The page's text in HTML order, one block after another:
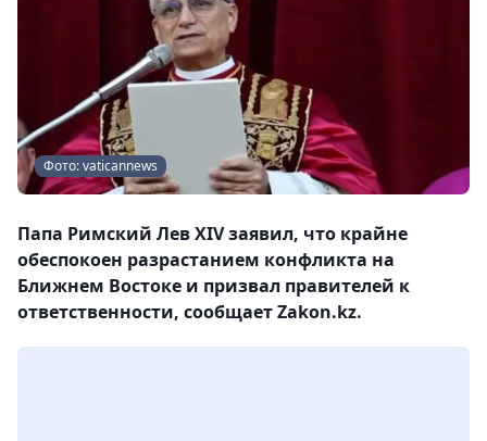
Фото: vaticannews
Папа Римский Лев XIV заявил, что крайне
обеспокоен разрастанием конфликта на
Ближнем Востоке и призвал правителей к
ответственности, сообщает Zakon.kz.